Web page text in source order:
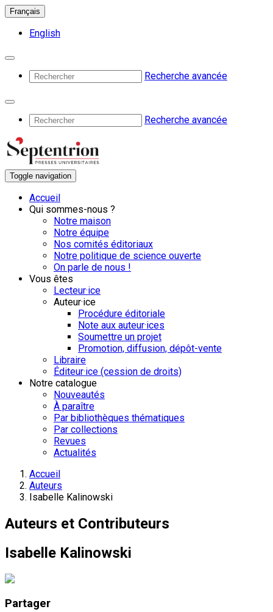
Français
English
Recherche avancée
Recherche avancée
Toggle navigation
Accueil
Qui sommes-nous ?
Notre maison
Notre équipe
Nos comités éditoriaux
Notre politique de science ouverte
On parle de nous !
Vous êtes
Lecteur·ice
Auteur·ice
Procédure éditoriale
Note aux auteur·ices
Soumettre un projet
Promotion, diffusion, dépôt-vente
Libraire
Éditeur·ice (cession de droits)
Notre catalogue
Nouveautés
À paraître
Par bibliothèques thématiques
Par collections
Revues
Actualités
Accueil
Auteurs
Isabelle Kalinowski
Auteurs et Contributeurs
Isabelle Kalinowski
Partager